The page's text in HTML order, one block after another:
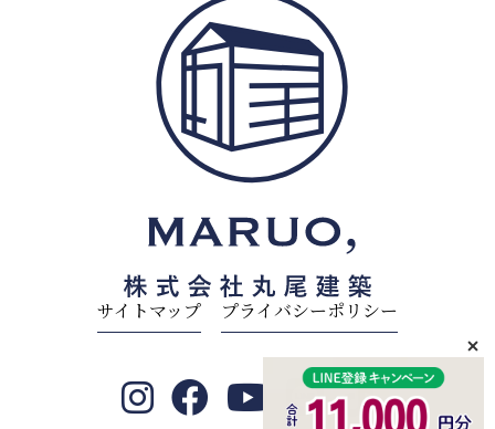
サイトマップ プライバシーポリシー